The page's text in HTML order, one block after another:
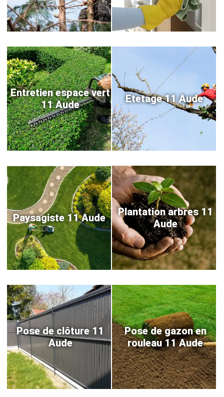
Entretien espace vert
11 Aude
Etetage 11 Aude
Paysagiste 11 Aude
Plantation arbres 11
Aude
Pose de clôture 11
Aude
Pose de gazon en
rouleau 11 Aude